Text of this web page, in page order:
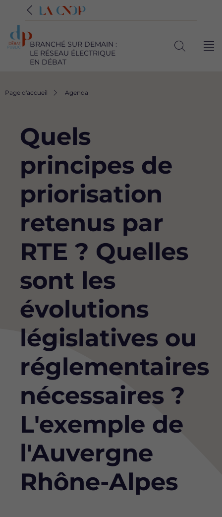
BRANCHÉ SUR DEMAIN :
LE RÉSEAU ÉLECTRIQUE
EN DÉBAT
Fil
Page d'accueil Agenda
Quels
principes de
priorisation
retenus par
RTE ? Quelles
sont les
évolutions
législatives ou
réglementaires
nécessaires ?
L'exemple de
l'Auvergne
Rhône-Alpes